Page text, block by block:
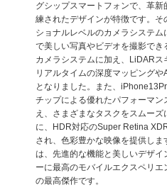
グシップスマートフォンで、革
練されたデザインが特徴です。そ
ショナルレベルのカメラシステム
で美しい写真やビデオを撮影でき
カメラシステムに加え、LiDARス
リアルタイムの深度マッピング
となりました。また、
チップによる優れたパフォーマン
え、さまざまなタスクをスムーズ
に、HDR対応のSuper Retina
され、色彩豊かな映像を提供しま
は、先進的な機能と美しいデザイ
ーに最高のモバイルエクスペリ
の最高傑作です。